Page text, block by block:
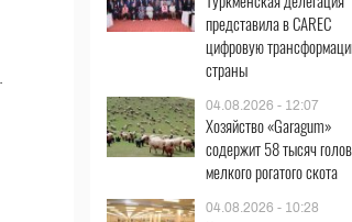
представила в CAREC
цифровую
страны
04.08.2026 - 12:07
Хозяйство «Garagum»
содержит 58 тысяч голов
мелкого рогатого скота
04.08.2026 - 10:28